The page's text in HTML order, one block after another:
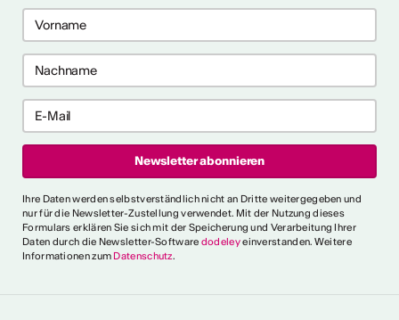
anzeigen
als
r
r
Ihre Daten werden selbstverständlich nicht an Dritte weitergegeben und
nur für die Newsletter-Zustellung verwendet. Mit der Nutzung dieses
Formulars erklären Sie sich mit der Speicherung und Verarbeitung Ihrer
Daten durch die Newsletter-Software dodeleyeinverstanden. Weitere
Informationen zum Datenschutz.